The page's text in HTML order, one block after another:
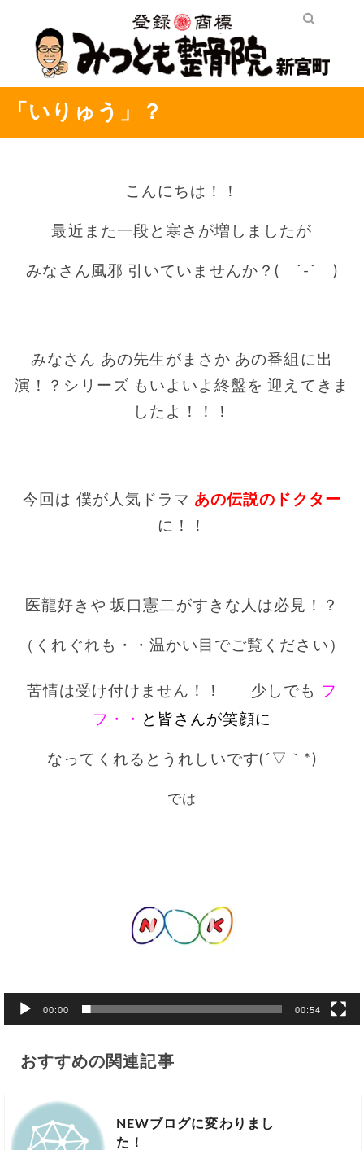
「いりゅう」？
こんにちは！！
最近また一段と寒さが増しましたが
みなさん風邪 引いていませんか？( ˙-˙ )
みなさん あの先生がまさか あの番組に出
演！？シリーズ もいよいよ終盤を 迎えてきま
したよ！！！
今回は 僕が人気ドラマ あの伝説のドクター
に！！
医龍好きや 坂口憲二がすきな人は必見！？
（くれぐれも・・ 温かい目でご覧ください）
苦情は受け付けません！！ 少しでも フ
フ・・ と皆さんが笑顔に
なってくれるとうれしいです(´▽｀*)
では
00:00 00:54
おすすめの関連記事
NEWブログに変わりまし
た！